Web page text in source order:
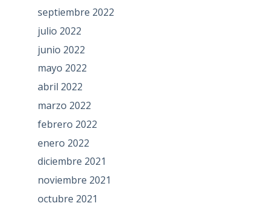
septiembre 2022
julio 2022
junio 2022
mayo 2022
abril 2022
marzo 2022
febrero 2022
enero 2022
diciembre 2021
noviembre 2021
octubre 2021